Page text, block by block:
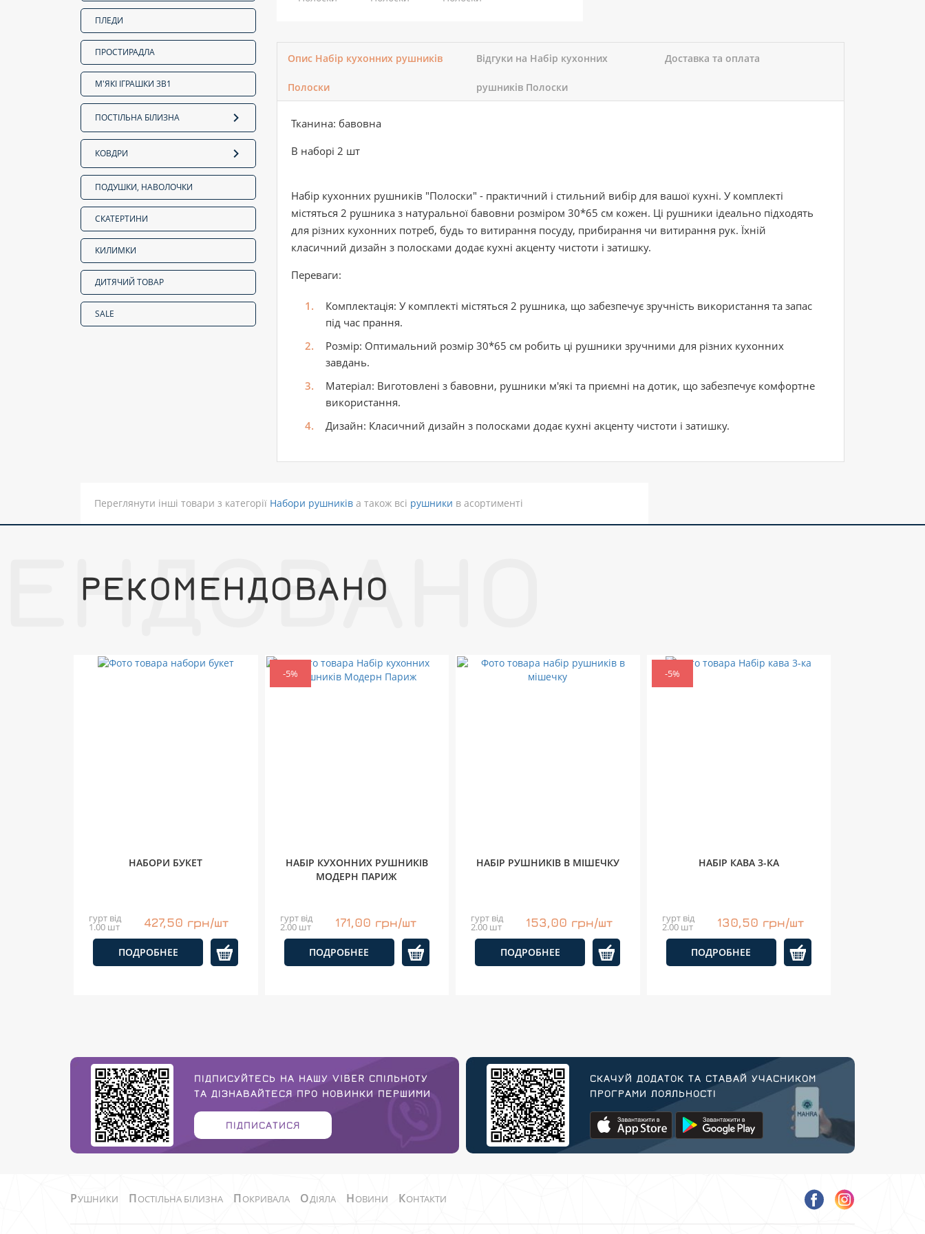
ПЛЕДИ
ПРОСТИРАДЛА
М'ЯКІ ІГРАШКИ 3В1
ПОСТІЛЬНА БІЛИЗНА
КОВДРИ
ПОДУШКИ, НАВОЛОЧКИ
СКАТЕРТИНИ
КИЛИМКИ
ДИТЯЧИЙ ТОВАР
SALE
Опис Набір кухонних рушників
Полоски
Відгуки на Набір кухонних
рушників Полоски
Доставка та оплата
Тканина: бавовна
В наборі 2 шт
Набір кухонних рушників "Полоски" - практичний і стильний вибір для вашої кухні. У комплекті
містяться 2 рушника з натуральної бавовни розміром 30*65 см кожен. Ці рушники ідеально підходять
для різних кухонних потреб, будь то витирання посуду, прибирання чи витирання рук. Їхній
класичний дизайн з полосками додає кухні акценту чистоти і затишку.
Переваги:
Комплектація: У комплекті містяться 2 рушника, що забезпечує зручність використання та запас
під час прання.
Розмір: Оптимальний розмір 30*65 см робить ці рушники зручними для різних кухонних
завдань.
Матеріал: Виготовлені з бавовни, рушники м'які та приємні на дотик, що забезпечує комфортне
використання.
Дизайн: Класичний дизайн з полосками додає кухні акценту чистоти і затишку.
Переглянути інші товари з категорії Набори рушників а також всі рушники в асортименті
РЕКОМЕНДОВАНО
НАБОРИ БУКЕТ
гурт від
1.00 шт 427,50 грн/шт
ПОДРОБНЕЕ
-5%
НАБІР КУХОННИХ РУШНИКІВ
МОДЕРН ПАРИЖ
гурт від
2.00 шт 171,00 грн/шт
ПОДРОБНЕЕ
НАБІР РУШНИКІВ В МІШЕЧКУ
гурт від
2.00 шт 153,00 грн/шт
ПОДРОБНЕЕ
-5%
НАБІР КАВА 3-КА
гурт від
2.00 шт 130,50 грн/шт
ПОДРОБНЕЕ
ПІДПИСУЙТЕСЬ НА НАШУ VIBER СПІЛЬНОТУ
ТА ДІЗНАВАЙТЕСЯ ПРО НОВИНКИ ПЕРШИМИ
ПІДПИСАТИСЯ
СКАЧУЙ ДОДАТОК ТА СТАВАЙ УЧАСНИКОМ
ПРОГРАМИ ЛОЯЛЬНОСТІ
РУШНИКИ ПОСТІЛЬНА БІЛИЗНА ПОКРИВАЛА ОДІЯЛА НОВИНИ КОНТАКТИ